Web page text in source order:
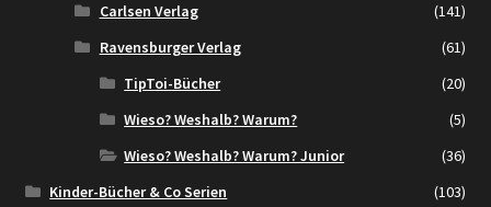
Carlsen Verlag
(141)
Ravensburger Verlag
(61)
TipToi-Bücher
(20)
Wieso? Weshalb? Warum?
(5)
Wieso? Weshalb? Warum? Junior
(36)
Kinder-Bücher & Co Serien
(103)